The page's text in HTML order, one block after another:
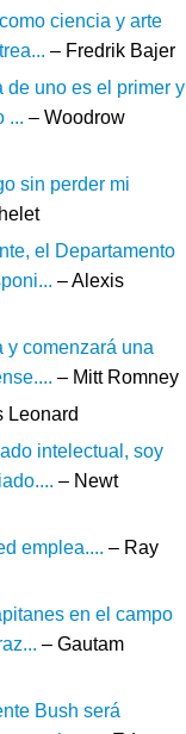
ciencia y arte
– Fredrik Bajer
de uno es el primer y
... – Woodrow
sin perder mi
el Departamento
– Alexis
y comenzará una
– Mitt Romney
Leonard
intelectual, soy
– Newt
emplea.... – Ray
en el campo
– Gautam
Bush será